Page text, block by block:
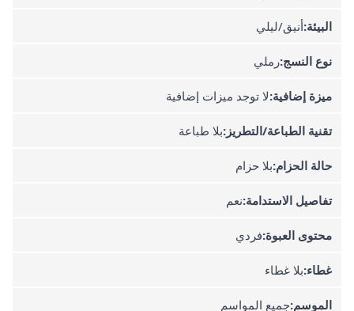
البيئة:أنيق/ليلي
نوع النسج:رملي
ميزة إضافية:لا توجد ميزات إضافية
تقنية الطباعة/التطريز:بلا طباعة
حالة الحزام:بلا حزام
تفاصيل الاستدامة:نعم
محتوى العبوة:فردي
غطاء:بلا غطاء
الموسم:جميع المواسم